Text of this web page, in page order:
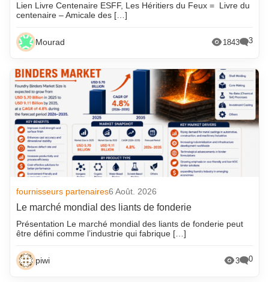
Lien Livre Centenaire ESFF, Les Héritiers du Feux = Livre du
centenaire – Amicale des […]
Mourad 1843 3
fournisseurs partenaires6 Août. 2026
Le marché mondial des liants de fonderie
Présentation Le marché mondial des liants de fonderie peut
être défini comme l’industrie qui fabrique […]
piwi 3 0